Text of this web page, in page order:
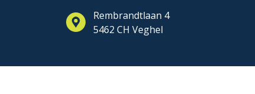
Rembrandtlaan 4
5462 CH Veghel